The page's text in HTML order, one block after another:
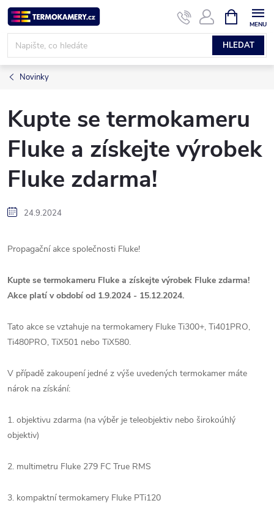
Přejít
na
obsah
HLEDAT
NÁKUPNÍ
KOŠÍK
Novinky
Kupte se termokameru
Fluke a získejte výrobek
Fluke zdarma!
24.9.2024
Propagační akce společnosti Fluke!
Kupte se termokameru Fluke a získejte výrobek Fluke zdarma!
Akce platí v období od 1.9.2024 - 15.12.2024.
Tato akce se vztahuje na termokamery Fluke Ti300+, Ti401PRO,
Ti480PRO, TiX501 nebo TiX580.
V případě zakoupení jedné z výše uvedených termokamer máte
nárok na získání:
1. objektivu zdarma (na výběr je teleobjektiv nebo širokoúhlý
objektiv)
2. multimetru Fluke 279 FC True RMS
3. kompaktní termokamery Fluke PTi120